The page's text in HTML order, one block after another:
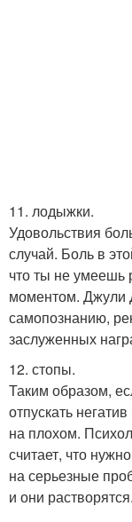
11. лодыжки.
Удовольствия
случай. Боль в
что ты не умеешь
моментом. Джули
самопознанию,
заслуженных
12. стопы.
Таким образом,
отпускать
на плохом.
считает, что
на серьезные
и они растворятся.